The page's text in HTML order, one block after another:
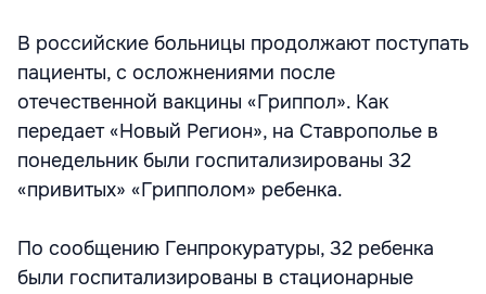
В российские больницы продолжают поступать
пациенты, с осложнениями после
отечественной вакцины «Гриппол». Как
передает «Новый Регион», на Ставрополье в
понедельник были госпитализированы 32
«привитых» «Грипполом» ребенка.
По сообщению Генпрокуратуры, 32 ребенка
были госпитализированы в стационарные